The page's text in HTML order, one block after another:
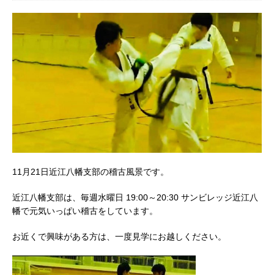
11月21日近江八幡支部の稽古風景です。
近江八幡支部は、毎週水曜日 19:00～20:30 サンビレッジ近江八
幡で元気いっぱい稽古をしています。
お近くで興味がある方は、一度見学にお越しください。